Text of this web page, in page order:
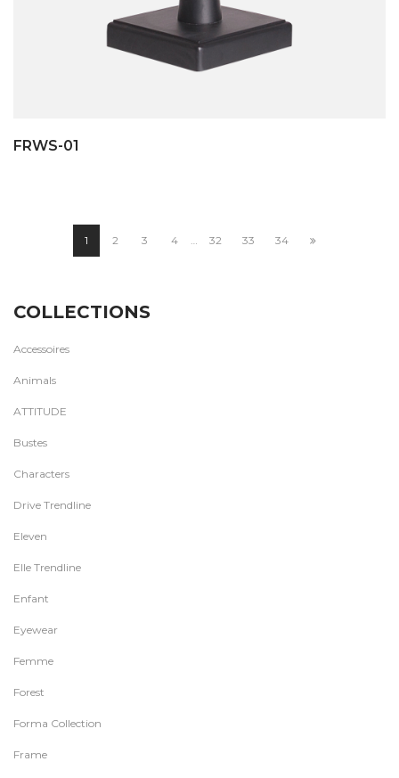
FRWS-01
1 2 3 4 … 32 33 34
COLLECTIONS
Accessoires
Animals
ATTITUDE
Bustes
Characters
Drive Trendline
Eleven
Elle Trendline
Enfant
Eyewear
Femme
Forest
Forma Collection
Frame